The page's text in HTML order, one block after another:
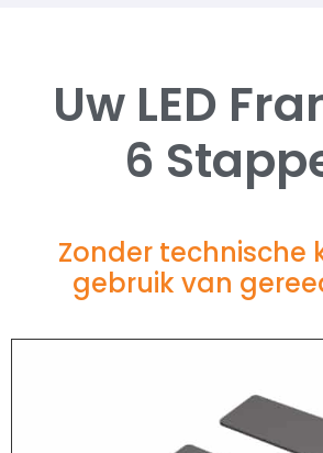
Uw LED
6
Zonder technische
gebruik van